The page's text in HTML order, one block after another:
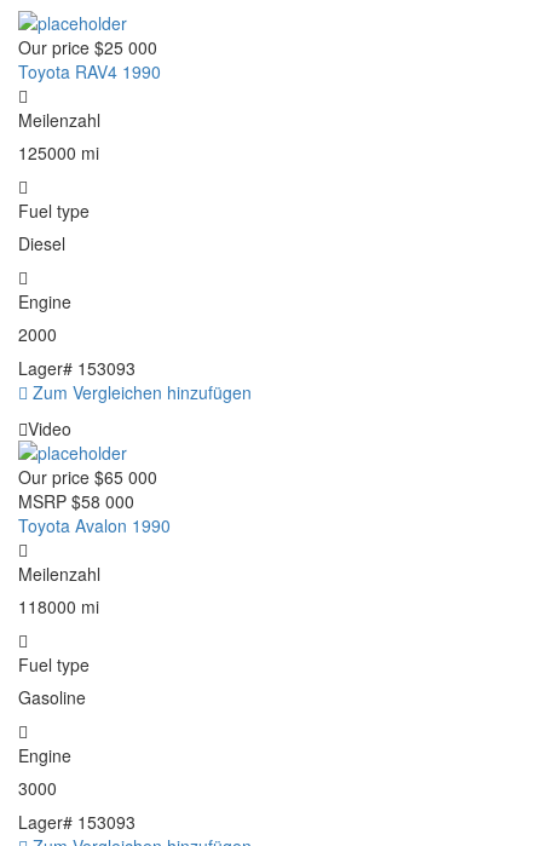
Our price $25 000
Toyota RAV4 1990
Meilenzahl
125000 mi
Fuel type
Diesel
Engine
2000
Lager# 153093
Zum Vergleichen hinzufügen
Video
Our price $65 000
MSRP $58 000
Toyota Avalon 1990
Meilenzahl
118000 mi
Fuel type
Gasoline
Engine
3000
Lager# 153093